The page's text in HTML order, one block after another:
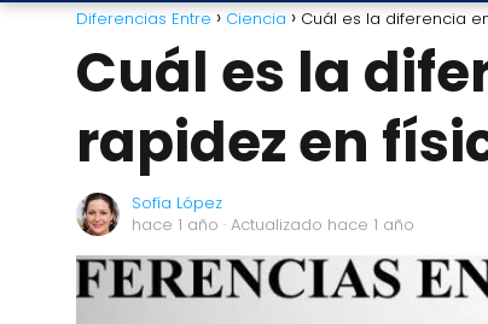
Diferencias Entre Ciencia Cuál es la diferencia
Cuál es la
rapidez en
Sofía López
hace 1 año · Actualizado hace 1 año